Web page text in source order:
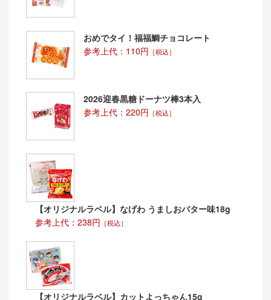
おめでタイ！福福鯛チョコレート
参考上代：110円 ［税込］
2026迎春黒糖ドーナツ棒3本入
参考上代：220円 ［税込］
【オリジナルラベル】なげわ うましおバター味18g
参考上代：238円 ［税込］
【オリジナルラベル】カットよっちゃん15g